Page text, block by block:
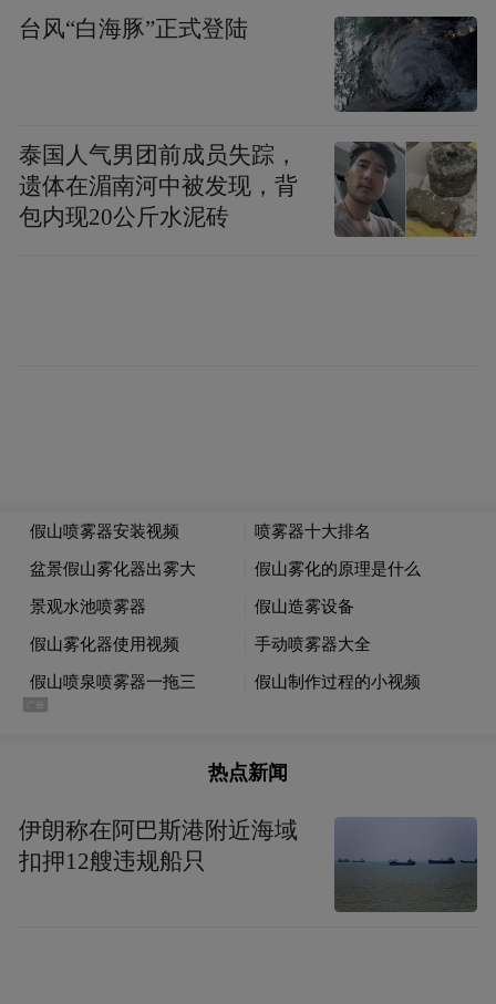
欧洲人为了在冬天储存肉食不得不依赖各种
香料，而寒冷的欧洲天然匮乏热带香料。出
于对肉类储存的欲望，冒险家们开始周游世
料战争，这一切帝王将相的丰功伟绩，就是
为了空气中恋恋不散的肉味。
人生难免会有一些悲观情绪，食物是对人最
善良的慰藉，很多人为鲜花为美酒都奉献了
赞歌，而我却觉得这一根小小肠衣所包裹着
的世界，收藏了我们所有想象得到的美好。
台风“白海豚”正式登陆
泰国人气男团前成员失踪，
遗体在湄南河中被发现，背
包内现20公斤水泥砖
热点新闻
伊朗称在阿巴斯港附近海域
扣押12艘违规船只